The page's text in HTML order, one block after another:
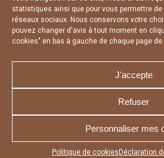
statistiques ainsi que pour vous permettre
réseaux sociaux. Nous conservons votre
pouvez changer d'avis à tout moment en
cookies" en bas à gauche de chaque page
J'accepte
Refuser
Personnaliser mes
Politique de cookies Déclaration
Appuyez sur le bouton partager en bas de
PARTENAIRES
NOUS CONTACTER
CHARTE DE CONFIDENTIALITÉ
RÉALISÉ PAR L’AGENCE